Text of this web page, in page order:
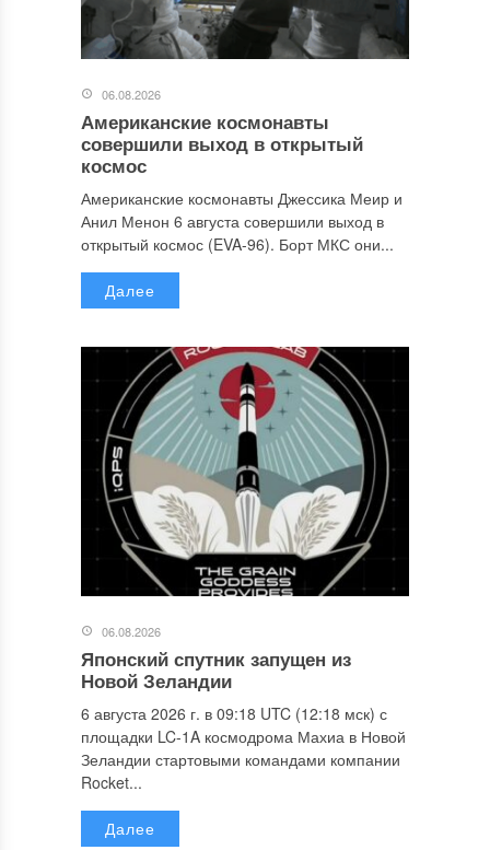
06.08.2026
Американские космонавты
совершили выход в открытый
космос
Американские космонавты Джессика Меир и
Анил Менон 6 августа совершили выход в
открытый космос (EVA-96). Борт МКС они...
Далее
06.08.2026
Японский спутник запущен из
Новой Зеландии
6 августа 2026 г. в 09:18 UTC (12:18 мск) с
площадки LC-1A космодрома Махиа в Новой
Зеландии стартовыми командами компании
Rocket...
Далее